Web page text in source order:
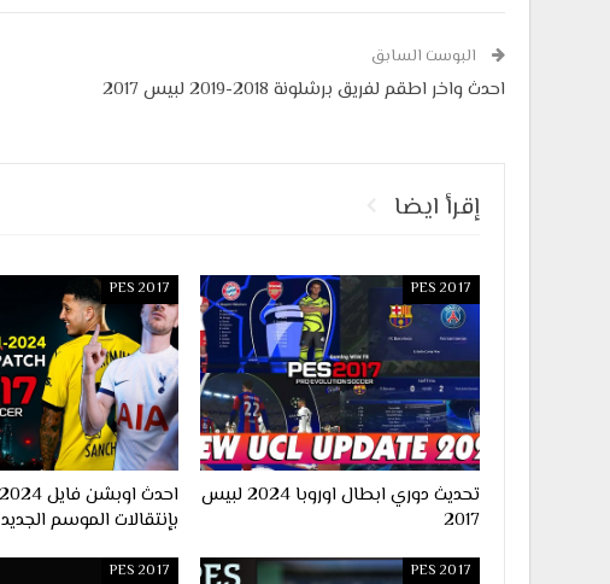
البوست السابق
احدث واخر اطقم لفريق برشلونة 2018-2019 لبيس 2017
إقرأ ايضا
PES 2017
تحديث دوري ابطال اوروبا 2024 لبيس
2017
PES 2017
بإنتقالات الموسم الجديد
PES 2017
PES 2017